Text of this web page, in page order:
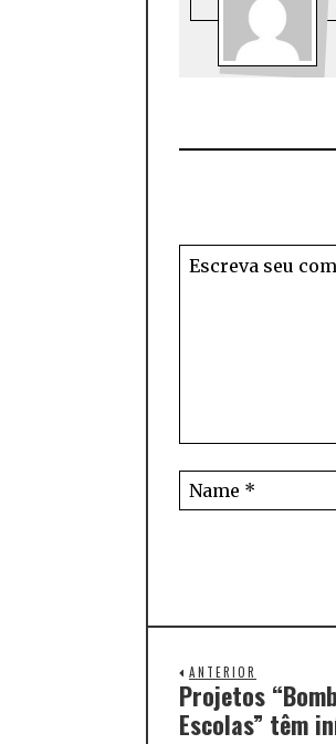
ANTERIOR
Projetos
Escolas” têm